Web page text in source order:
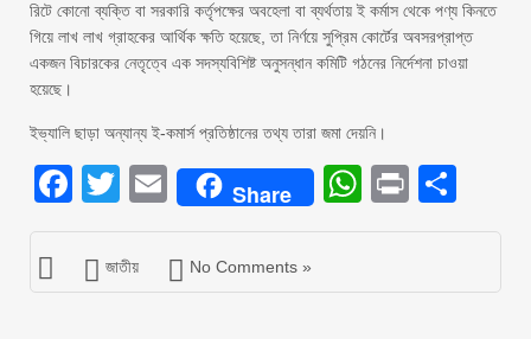
রিটে কোনো ব্যক্তি বা সরকারি কর্তৃপক্ষের অবহেলা বা ব্যর্থতায় ই কর্মাস থেকে পণ্য কিনতে
গিয়ে লাখ লাখ গ্রাহকের আর্থিক ক্ষতি হয়েছে, তা নির্ণয়ে সুপ্রিম কোর্টের অবসরপ্রাপ্ত
একজন বিচারকের নেতৃত্বে এক সদস্যবিশিষ্ট অনুসন্ধান কমিটি গঠনের নির্দেশনা চাওয়া
হয়েছে।
ইভ্যালি ছাড়া অন্যান্য ই-কমার্স প্রতিষ্ঠানের তথ্য তারা জমা দেয়নি।
Facebook
Twitter
EmailShare Print
জাতীয় No Comments »